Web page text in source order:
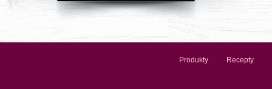
Produkty Recepty